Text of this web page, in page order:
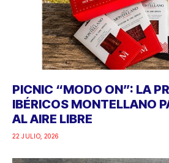
PICNIC “MODO ON”: LA
IBÉRICOS MONTELLANO
AL AIRE LIBRE
22 JULIO, 2026